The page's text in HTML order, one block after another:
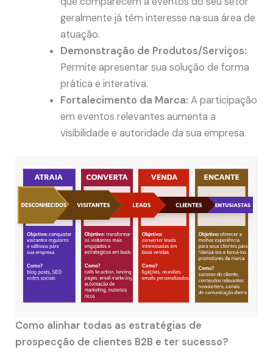
geralmente já têm interesse na sua área de
atuação.
Demonstração de Produtos/Serviços:
Permite apresentar sua solução de forma
prática e interativa.
Fortalecimento da Marca: A participação
em eventos relevantes aumenta a
visibilidade e autoridade da sua empresa.
Como alinhar todas as estratégias de
prospecção de clientes B2B e ter sucesso?